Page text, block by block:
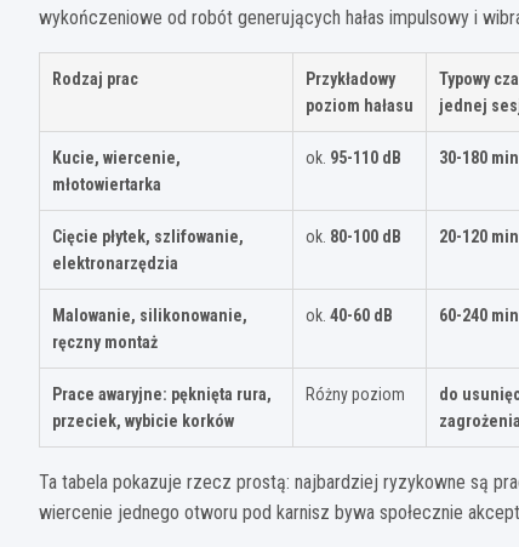
wykończeniowe od robót generujących hałas impulsowy i
Rodzaj prac
Przykładowy
poziom hałasu
Typowy
jednej
Kucie, wiercenie,
młotowiertarka
ok. 95-110 dB 30-180 min
Cięcie płytek, szlifowanie,
elektronarzędzia
ok. 80-100 dB 20-120 min
Malowanie, silikonowanie,
ręczny montaż
ok. 40-60 dB 60-240 min
Prace awaryjne: pęknięta rura,
przeciek, wybicie korków
Różny poziom
do
zagrożenia
Ta tabela pokazuje rzecz prostą: najbardziej ryzykowne są
wiercenie jednego otworu pod karnisz bywa społecznie